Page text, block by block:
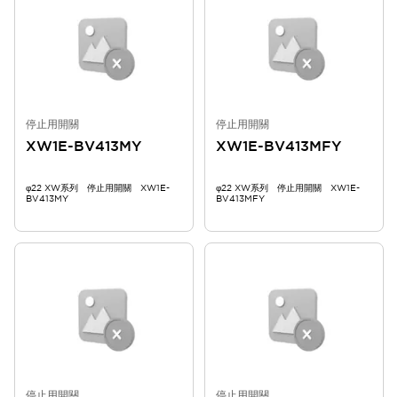
停止用開關
XW1E-BV413MY
φ22 XW系列 停止用開關 XW1E-
BV413MY
停止用開關
XW1E-BV413MFY
φ22 XW系列 停止用開關 XW1E-
BV413MFY